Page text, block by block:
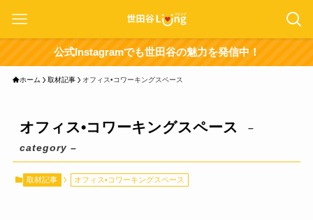
公式Instagramでも世田谷の魅力を発信中！
ホーム 取材記事 オフィス•コワーキングスペース
オフィス•コワーキングスペース
–
category –
取材記事 オフィス•コワーキングスペース